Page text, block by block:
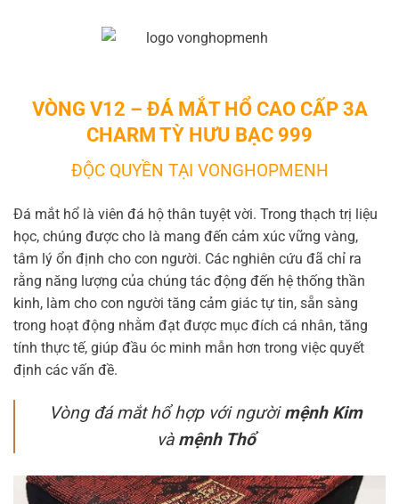
VÒNG V12 – ĐÁ MẮT HỔ CAO CẤP 3A
CHARM TỲ HƯU BẠC 999
ĐỘC QUYỀN TẠI VONGHOPMENH
Đá mắt hổ là viên đá hộ thân tuyệt vời. Trong thạch trị liệu
học, chúng được cho là mang đến cảm xúc vững vàng,
tâm lý ổn định cho con người. Các nghiên cứu đã chỉ ra
rằng năng lượng của chúng tác động đến hệ thống thần
kinh, làm cho con người tăng cảm giác tự tin, sẵn sàng
trong hoạt động nhằm đạt được mục đích cá nhân, tăng
tính thực tế, giúp đầu óc minh mẫn hơn trong việc quyết
định các vấn đề.
Vòng đá mắt hổ hợp với ngườimệnh Kim
và mệnh Thổ